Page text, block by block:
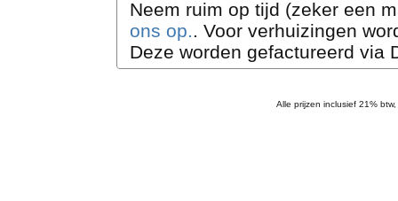
Neem ruim op tijd (zeker een
ons op.. Voor verhuizingen
Deze worden gefactureerd via
Alle prijzen inclusief 21% btw,